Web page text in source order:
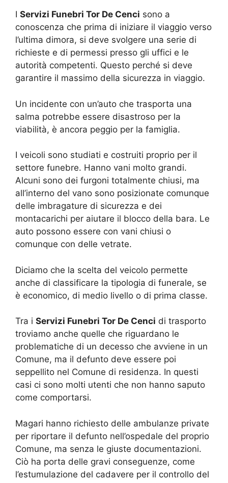
I Servizi Funebri Tor De Cenci sono a
conoscenza che prima di iniziare il viaggio verso
l’ultima dimora, si deve svolgere una serie di
richieste e di permessi presso gli uffici e le
autorità competenti. Questo perché si deve
garantire il massimo della sicurezza in viaggio.
Un incidente con un’auto che trasporta una
salma potrebbe essere disastroso per la
viabilità, è ancora peggio per la famiglia.
I veicoli sono studiati e costruiti proprio per il
settore funebre. Hanno vani molto grandi.
Alcuni sono dei furgoni totalmente chiusi, ma
all’interno del vano sono posizionate comunque
delle imbragature di sicurezza e dei
montacarichi per aiutare il blocco della bara. Le
auto possono essere con vani chiusi o
comunque con delle vetrate.
Diciamo che la scelta del veicolo permette
anche di classificare la tipologia di funerale, se
è economico, di medio livello o di prima classe.
Tra i Servizi Funebri Tor De Cenci di trasporto
troviamo anche quelle che riguardano le
problematiche di un decesso che avviene in un
Comune, ma il defunto deve essere poi
seppellito nel Comune di residenza. In questi
casi ci sono molti utenti che non hanno saputo
come comportarsi.
Magari hanno richiesto delle ambulanze private
per riportare il defunto nell’ospedale del proprio
Comune, ma senza le giuste documentazioni.
Ciò ha porta delle gravi conseguenze, come
l’estumulazione del cadavere per il controllo del